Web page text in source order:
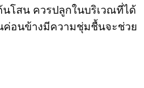
โสน ควรปลูกในบริเวณที่ได้
อนข้างมีความชุ่มชื้นจะช่วย